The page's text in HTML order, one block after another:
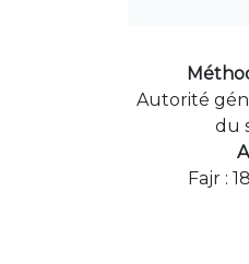
Autorité
du
Fajr :